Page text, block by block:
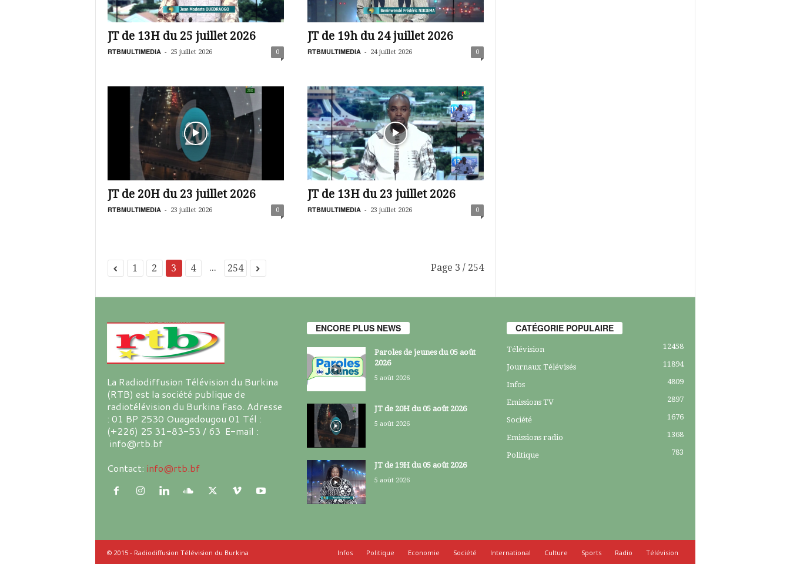
JT de 13H du 25 juillet 2026
RTBMULTIMEDIA - 25 juillet 2026 0
JT de 19h du 24 juillet 2026
RTBMULTIMEDIA - 24 juillet 2026 0
JT de 20H du 23 juillet 2026
RTBMULTIMEDIA - 23 juillet 2026 0
JT de 13H du 23 juillet 2026
RTBMULTIMEDIA - 23 juillet 2026 0
1 2 3 4 ... 254 Page 3 / 254
La Radiodiffusion Télévision du Burkina
(RTB) est la société publique de
radiotélévision du Burkina Faso. Adresse
: 01 BP 2530 Ouagadougou 01 Tél :
(+226) 25 31-83-53 / 63 E-mail :
info@rtb.bf
Contact: info@rtb.bf
ENCORE PLUS NEWS
Paroles de jeunes du 05 août
2026
5 août 2026
JT de 20H du 05 août 2026
5 août 2026
JT de 19H du 05 août 2026
5 août 2026
CATÉGORIE POPULAIRE
Télévision 12458
Journaux Télévisés 11894
Infos 4809
Emissions TV 2897
Société 1676
Emissions radio 1368
Politique 783
Infos Politique Economie Société International Culture Sports Radio
Télévision
© 2015 - Radiodiffusion Télévision du Burkina